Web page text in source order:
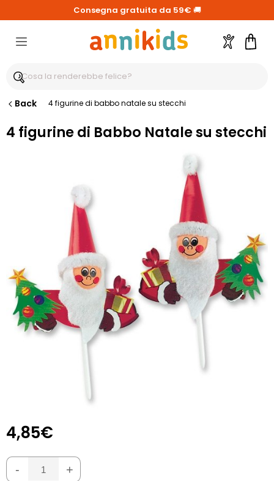
Consegna gratuita da 59€ 🚚
Account
Back 4 figurine di babbo natale su stecchi
4 figurine di Babbo Natale su stecchi
4,85€
- +